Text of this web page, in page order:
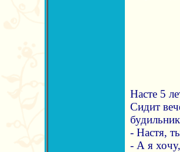
Насте 5
Сидит
- Настя,
- А я